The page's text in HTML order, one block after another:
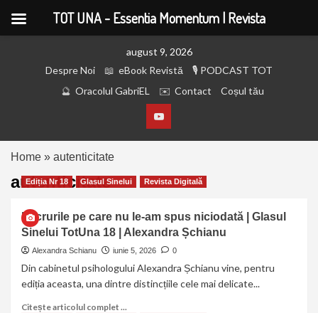
august 9, 2026
Despre Noi
eBook Revistă
PODCAST TOT
Oracolul GabriEL
Contact Coșul tău
Home » autenticitate
autenticitate
Ediția Nr 18 Glasul Sinelui Revista Digitală
Lucrurile pe care nu le-am spus niciodată | Glasul
Sinelui TotUna 18 | Alexandra Șchianu
Alexandra Schianu iunie 5, 2026 0
Din cabinetul psihologului Alexandra Șchianu vine, pentru
ediția aceasta, una dintre distincțiile cele mai delicate...
Citește articolul complet ...
TOT UNA - Essentia Momentum | Revista